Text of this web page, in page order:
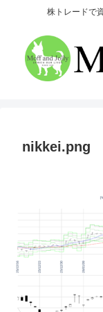
株トレードで
nikkei.png